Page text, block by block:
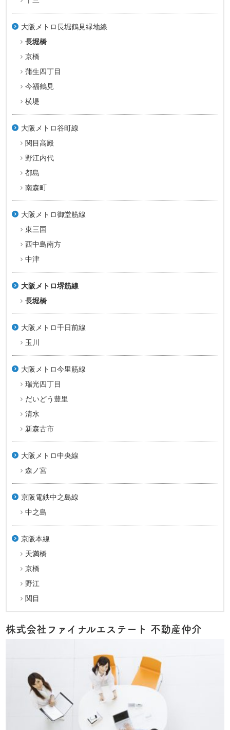
大阪メトロ長堀鶴見緑地線
長堀橋
京橋
蒲生四丁目
今福鶴見
横堤
大阪メトロ谷町線
関目高殿
野江内代
都島
南森町
大阪メトロ御堂筋線
東三国
西中島南方
中津
大阪メトロ堺筋線
長堀橋
大阪メトロ千日前線
玉川
大阪メトロ今里筋線
瑞光四丁目
だいどう豊里
清水
新森古市
大阪メトロ中央線
森ノ宮
京阪電鉄中之島線
中之島
京阪本線
天満橋
京橋
野江
関目
株式会社ファイナルエステート 不動産仲介